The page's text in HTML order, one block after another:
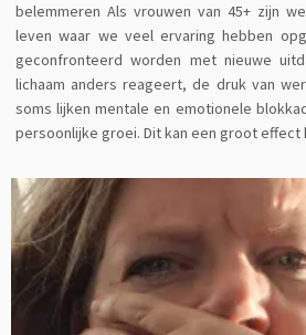
belemmeren Als vrouwen van 45+ zijn
leven waar we veel ervaring hebben
geconfronteerd worden met nieuwe
lichaam anders reageert, de druk van
soms lijken mentale en emotionele
persoonlijke groei. Dit kan een groot